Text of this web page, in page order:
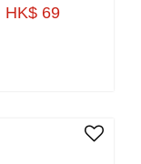
HK$ 69